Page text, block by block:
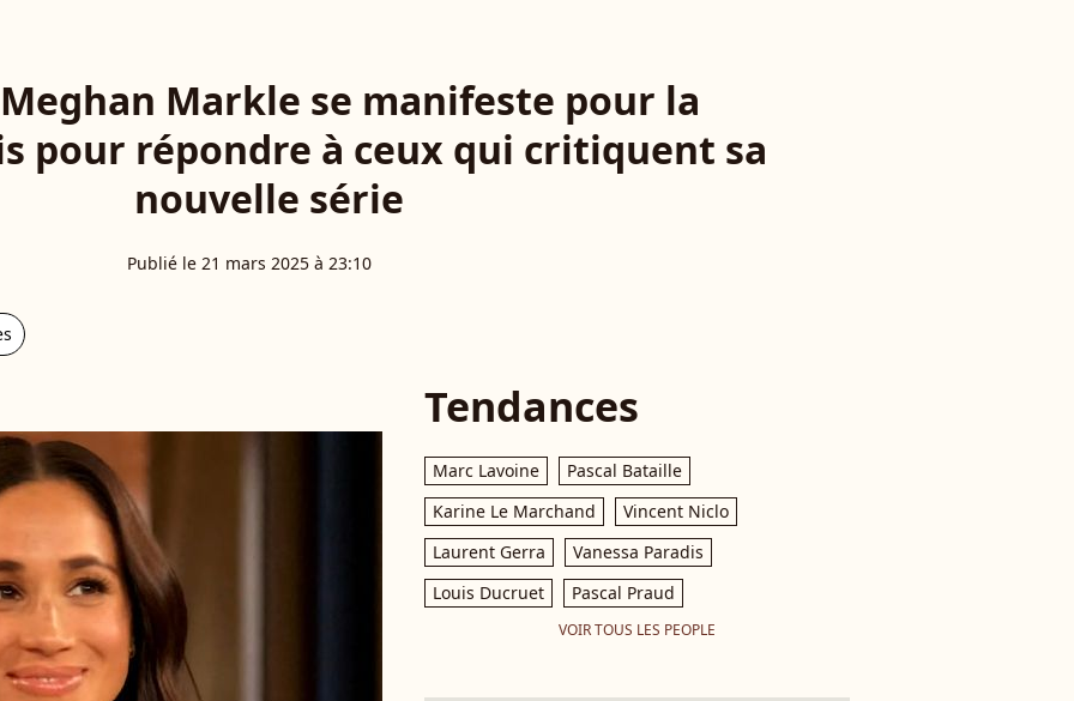
Markle se manifeste pour la
pour répondre à ceux qui critiquent sa
nouvelle série
Publié le 21 mars 2025 à 23:10
Tendances
Marc Lavoine
Pascal Bataille
Karine Le Marchand
Vincent Niclo
Laurent Gerra
Vanessa Paradis
Louis Ducruet
Pascal Praud
VOIR TOUS LES PEOPLE